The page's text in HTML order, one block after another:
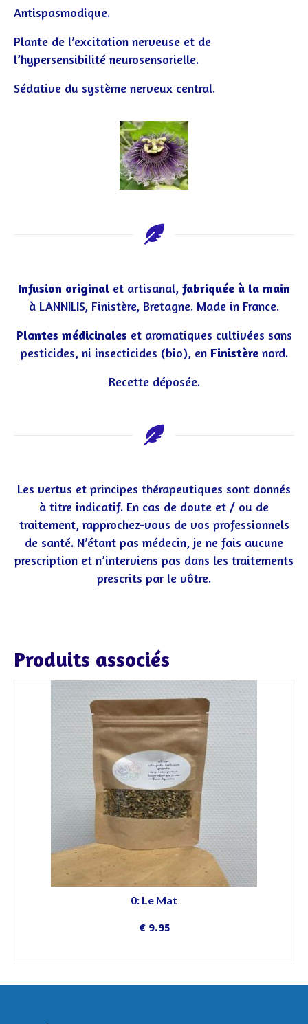
Antispasmodique.
Plante de l’excitation nerveuse et de
l’hypersensibilité neurosensorielle.
Sédative du système nerveux central.
Infusion original et artisanal, fabriquée à la main
à LANNILIS, Finistère, Bretagne. Made in France.
Plantes médicinales et aromatiques cultivées sans
pesticides, ni insecticides (bio), en Finistèrenord.
Recette déposée.
Les vertus et principes thérapeutiques sont donnés
à titre indicatif. En cas de doute et / ou de
traitement, rapprochez-vous de vos professionnels
de santé. N’étant pas médecin, je ne fais aucune
prescription et n’interviens pas dans les traitements
prescrits par le vôtre.
Produits associés
0: Le Mat
€9.95